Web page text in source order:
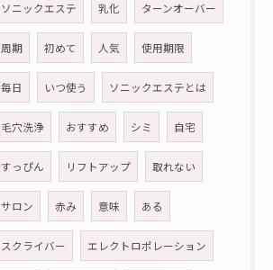
ソニックエステ 乳化 ターンオーバー
周期 初めて 人気 使用期限
毎日 いつ使う ソニックエステとは
毛穴洗浄 おすすめ シミ 自宅
すっぴん リフトアップ 取れない
サロン 赤み 意味 ある
スクライバー エレクトロポレーション